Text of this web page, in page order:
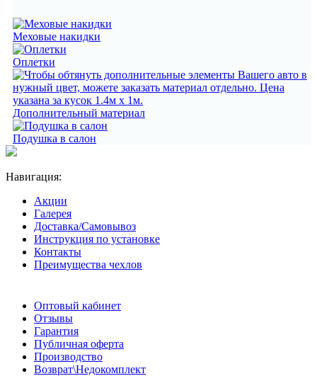
Меховые накидки
Оплетки
Дополнительный материал
Подушка в салон
Навигация:
Акции
Галерея
Доставка/Самовывоз
Инструкция по установке
Контакты
Преимущества чехлов
Оптовый кабинет
Отзывы
Гарантия
Публичная оферта
Производство
Возврат\Недокомплект